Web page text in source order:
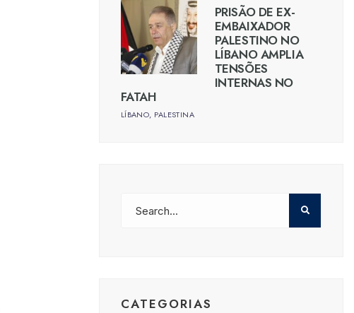
PRISÃO DE EX-
EMBAIXADOR
PALESTINO NO
LÍBANO AMPLIA
TENSÕES
INTERNAS NO
FATAH
LÍBANO, PALESTINA
CATEGORIAS